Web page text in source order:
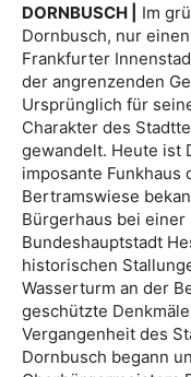
DORNBUSCH |
Im
Dornbusch, nur
Frankfurter
der angrenzenden
Ursprünglich für
Charakter des
gewandelt. Heute ist
imposante Funkhaus
Bertramswiese
Bürgerhaus bei
Bundeshauptstadt
historischen
Wasserturm an der
geschützte
Vergangenheit des
Dornbusch begann